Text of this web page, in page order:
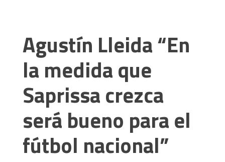
Agustín Lleida “En
la medida que
Saprissa crezca
será bueno para el
fútbol nacional”